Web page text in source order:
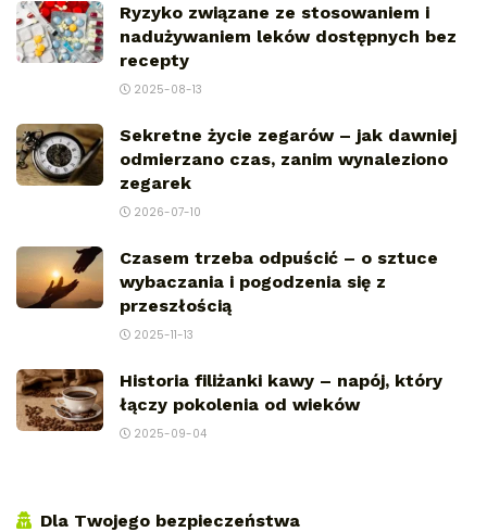
Ryzyko związane ze stosowaniem i
nadużywaniem leków dostępnych bez
recepty
2025-08-13
Sekretne życie zegarów – jak dawniej
odmierzano czas, zanim wynaleziono
zegarek
2026-07-10
Czasem trzeba odpuścić – o sztuce
wybaczania i pogodzenia się z
przeszłością
2025-11-13
Historia filiżanki kawy – napój, który
łączy pokolenia od wieków
2025-09-04
Dla Twojego bezpieczeństwa